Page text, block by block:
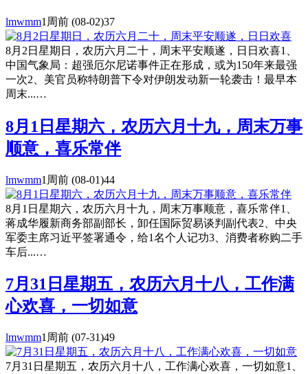
lmwmm1周前 (08-02)37
8月2日星期日，农历六月二十，周末平安顺遂，日日欢喜1、
中国气象局：超强厄尔尼诺事件正在形成，或为150年来最强
一次2、美官员称特朗普下令对伊朗发动新一轮袭击！最早本
周末...…
8月1日星期六，农历六月十九，周末万事
顺意，喜乐常伴
lmwmm1周前 (08-01)44
8月1日星期六，农历六月十九，周末万事顺意，喜乐常伴1、
蒋成华履新商务部副部长，卸任国际贸易谈判副代表2、中央
军委主席习近平签署通令，给1名个人记功3、消费者称购二手
车后...…
7月31日星期五，农历六月十八，工作满
心欢喜，一切如意
lmwmm1周前 (07-31)49
7月31日星期五，农历六月十八，工作满心欢喜，一切如意1、